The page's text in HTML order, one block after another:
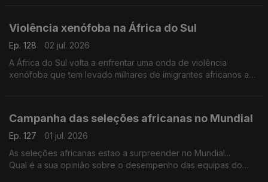
Violência xenófoba na África do Sul
Ep. 128
02 jul. 2026
A África do Sul volta a enfrentar uma onda de violência
xenófoba que tem levado milhares de imigrantes africanos a
Campanha das seleções africanas no Mundial
Ep. 127
01 jul. 2026
As seleções africanas estao a surpreender no Mundial...
Qual é a sua opinião sobre o desempenho das equipas do